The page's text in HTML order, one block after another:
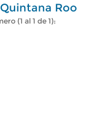
Quintana Roo
(1 al 1 de 1):